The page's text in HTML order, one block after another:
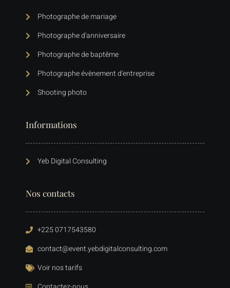
Photographe de mariage
Photographe d'anniversaire
Photographe de baptême
Photographe évènement d'entreprise
Shooting photo
Informations
Yeb Digital Consulting
Nos contacts
+225 0717543580
contact@event.yebdigitalconsulting.com
Voir nos tarifs